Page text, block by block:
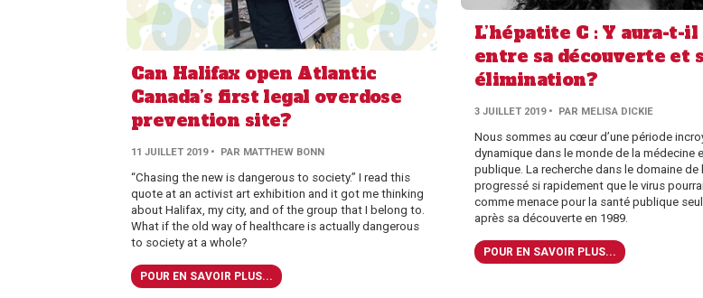
Can Halifax open Atlantic
Canada’s first legal overdose
prevention site?
11 JUILLET 2019 • PAR MATTHEW BONN
“Chasing the new is dangerous to society.” I read this
quote at an activist art exhibition and it got me thinking
about Halifax, my city, and of the group that I belong to.
What if the old way of healthcare is actually dangerous
to society at a whole?
POUR EN SAVOIR PLUS...
L’hépatite C : Y aura-t-
entre sa découverte et
élimination?
3 JUILLET 2019 • PAR MELISA DICKIE
Nous sommes au cœur d’une période
dynamique dans le monde de la médecine
publique. La recherche dans le domaine de
progressé si rapidement que le virus
comme menace pour la santé publique
après sa découverte en 1989.
POUR EN SAVOIR PLUS...